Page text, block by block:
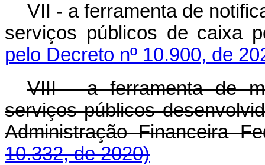
VII - a ferramenta de
serviços públicos de caixa
pelo Decreto nº 10.900, de
VIII - a ferramenta de
serviços públicos
Administração Financeira
10.332, de 2020)